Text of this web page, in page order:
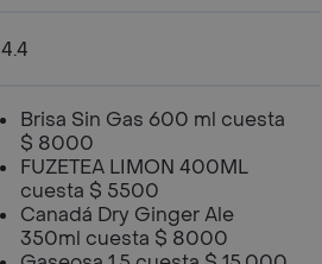
4.4
Brisa Sin Gas 600 ml cuesta
$ 8000
FUZETEA LIMON 400ML
cuesta $ 5500
Canadá Dry Ginger Ale
350ml cuesta $ 8000